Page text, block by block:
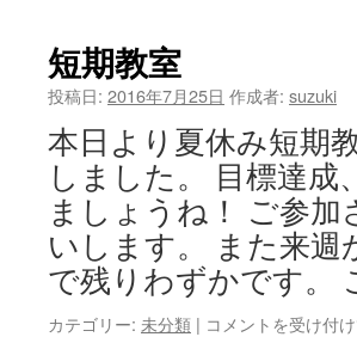
短期教室
投稿日: 2016年7月25日 作成者: suzuki
本日より夏休み短期
しました。 目標達
ましょうね！ ご参
いします。 また来
で残りわずかです。
カテゴリー: 未分類 | 短
コメントを受け付